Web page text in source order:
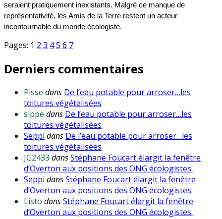
seraient pratiquement inexistants. Malgré ce manque de
représentativité, les Amis de la Terre restent un acteur
incontournable du monde écologiste.
Pages: 1 2 3 45 6 7
Derniers commentaires
Pisse dans De l’eau potable pour arroser…les
toitures végétalisées
sippe dans De l’eau potable pour arroser…les
toitures végétalisées
Seppi dans De l’eau potable pour arroser…les
toitures végétalisées
JG2433 dansStéphane Foucart élargit la fenêtre
d’Overton aux positions des ONG écologistes.
Seppi dansStéphane Foucart élargit la fenêtre
d’Overton aux positions des ONG écologistes.
Listo dansStéphane Foucart élargit la fenêtre
d’Overton aux positions des ONG écologistes.